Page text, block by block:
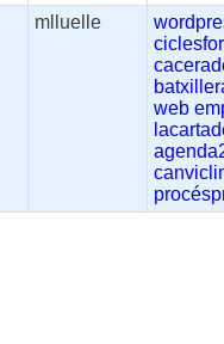
mlluelle
web